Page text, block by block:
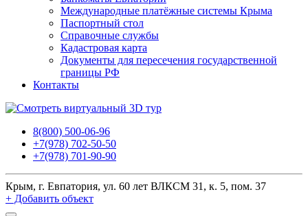
Международные платёжные системы Крыма
Паспортный стол
Справочные службы
Кадастровая карта
Документы для пересечения государственной
границы РФ
Контакты
8(800) 500-06-96
+7(978) 702-50-50
+7(978) 701-90-90
Крым, г. Евпатория, ул. 60 лет ВЛКСМ 31, к. 5, пом. 37
+ Добавить объект